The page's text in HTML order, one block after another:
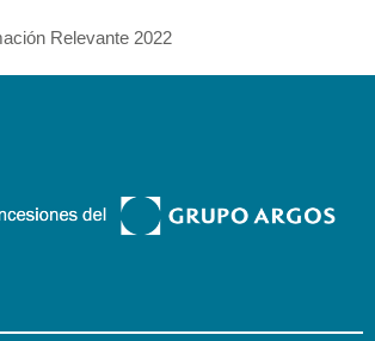
Relevante 2022